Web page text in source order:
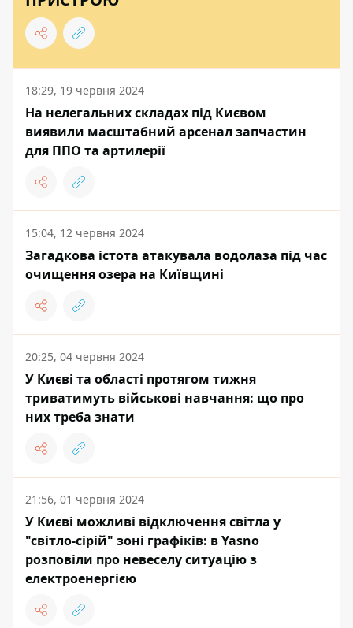
18:29, 19 червня 2024
На нелегальних складах під Києвом
виявили масштабний арсенал запчастин
для ППО та артилерії
15:04, 12 червня 2024
Загадкова істота атакувала водолаза під час
очищення озера на Київщині
20:25, 04 червня 2024
У Києві та області протягом тижня
триватимуть військові навчання: що про
них треба знати
21:56, 01 червня 2024
У Києві можливі відключення світла у
"світло-сірій" зоні графіків: в Yasno
розповіли про невеселу ситуацію з
електроенергією